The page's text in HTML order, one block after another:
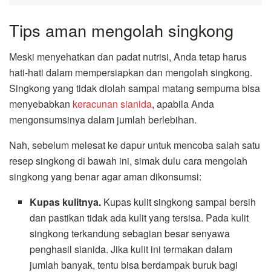
Tips aman mengolah singkong
Meski menyehatkan dan padat nutrisi, Anda tetap harus
hati-hati dalam mempersiapkan dan mengolah singkong.
Singkong yang tidak diolah sampai matang sempurna bisa
menyebabkan keracunan sianida, apabila Anda
mengonsumsinya dalam jumlah berlebihan.
Nah, sebelum melesat ke dapur untuk mencoba salah satu
resep singkong di bawah ini, simak dulu cara mengolah
singkong yang benar agar aman dikonsumsi:
Kupas kulitnya. Kupas kulit singkong sampai bersih
dan pastikan tidak ada kulit yang tersisa. Pada kulit
singkong terkandung sebagian besar senyawa
penghasil sianida. Jika kulit ini termakan dalam
jumlah banyak, tentu bisa berdampak buruk bagi